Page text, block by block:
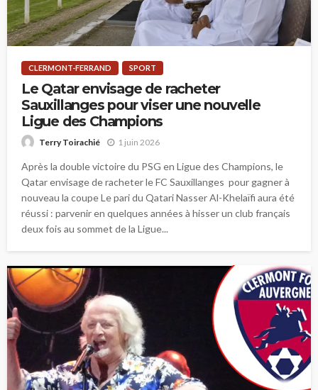
CLERMONT-FERRAND SPORT
Le Qatar envisage de racheter
Sauxillanges pour viser une nouvelle
Ligue des Champions
Terry Toirachié 1 juin 2026
Après la double victoire du PSG en Ligue des Champions, le
Qatar envisage de racheter le FC Sauxillanges pour gagner à
nouveau la coupe Le pari du Qatari Nasser Al-Khelaïfi aura été
réussi : parvenir en quelques années à hisser un club français
deux fois au sommet de la Ligue...